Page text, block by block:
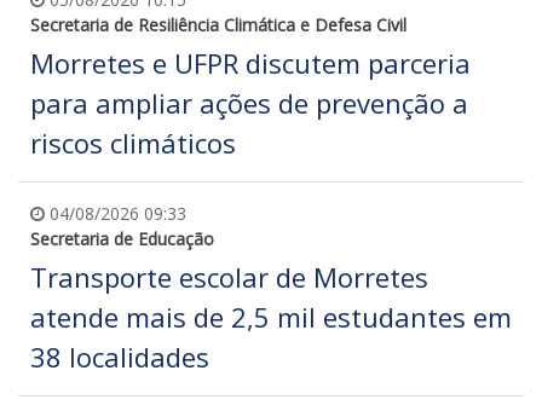
Secretaria de Resiliência Climática e Defesa Civil
Morretes e UFPR discutem parceria
para ampliar ações de prevenção a
riscos climáticos
04/08/2026 09:33
Secretaria de Educação
Transporte escolar de Morretes
atende mais de 2,5 mil estudantes em
38 localidades